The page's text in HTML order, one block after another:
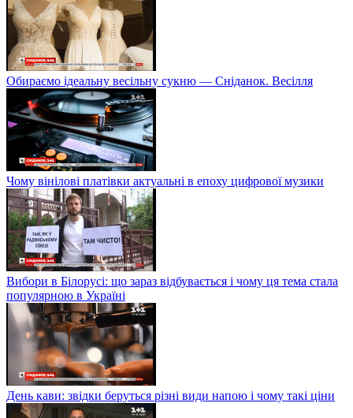
Обираємо ідеальну весільну сукню — Сніданок. Весілля
Чому вінілові платівки актуальні в епоху цифрової музики
Вибори в Білорусі: що зараз відбувається і чому ця тема стала
популярною в Україні
День кави: звідки беруться різні види напою і чому такі ціни